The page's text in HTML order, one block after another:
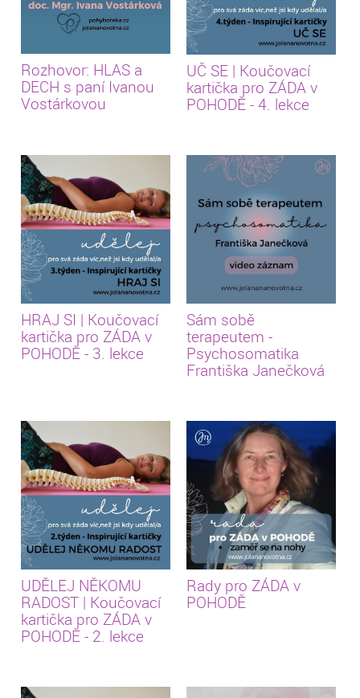
Rozhovor: HLAS a
DECH s paní Ivanou
Vostárkovou
UČ SE | Koučovací
kartička pro ZÁDA v
POHODĚ - 4. lekce
HRAJ SI | Koučovací
kartička pro ZÁDA v
POHODĚ - 3. lekce
Sám sobě
terapeutem -
Psychosomatika
Františka Janečková
UDĚLEJ NĚKOMU
RADOST | Koučovací
kartička pro ZÁDA v
POHODĚ - 2. lekce
Rady pro ZÁDA v
POHODĚ